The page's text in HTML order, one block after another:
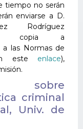
tiempo no serán
enviarse a D.
Rodríguez
copia a
a las Normas de
este enlace),
sobre
criminal
Univ. de